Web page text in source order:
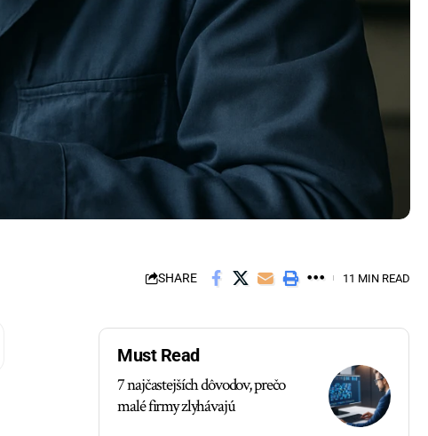
SHARE 11 MIN READ
Must Read
7 najčastejších dôvodov, prečo
malé firmy zlyhávajú